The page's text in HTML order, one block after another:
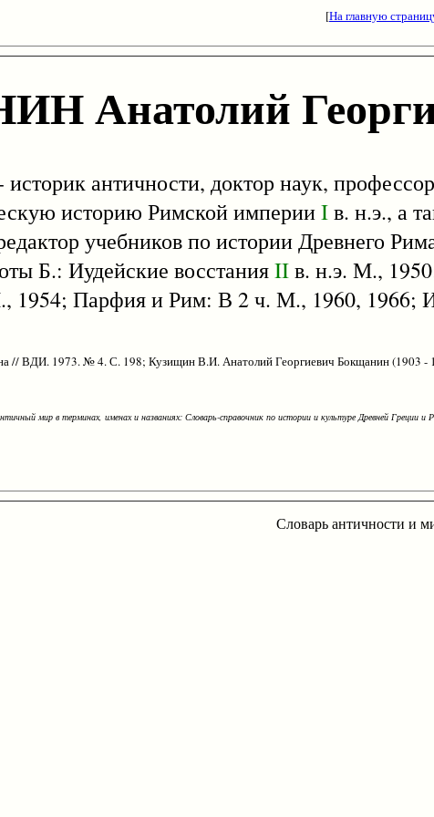
[На главную
Анатолий
античности, доктор наук, профессор
историю Римской империиIв. н.э., а
учебников по истории Древнего
Иудейские восстанияIIв. н.э. М.,
1954; Парфия и Рим: В 2 ч. М., 1960, 1966;
// ВДИ. 1973. № 4. С. 198; Кузищин В.И. Анатолий Георгиевич Бокщанин
мир в терминах, именах и названиях: Словарь-справочник по истории и культуре Древней Греции
Словарь античности и